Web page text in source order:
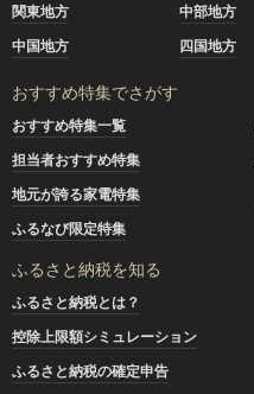
関東地方
中部地方
中国地方
四国地方
おすすめ特集でさがす
おすすめ特集一覧
担当者おすすめ特集
地元が誇る家電特集
ふるなび限定特集
ふるさと納税を知る
ふるさと納税とは？
控除上限額シミュレーション
ふるさと納税の確定申告